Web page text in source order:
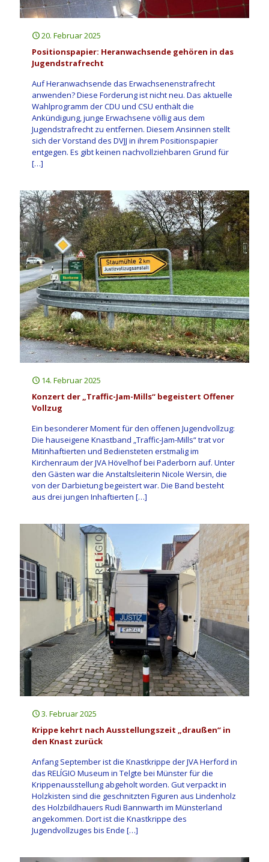
20. Februar 2025
Positionspapier: Heranwachsende gehören in das
Jugendstrafrecht
Auf Heranwachsende das Erwachsenenstrafrecht
anwenden? Diese Forderung ist nicht neu. Das aktuelle
Wahlprogramm der CDU und CSU enthält die
Ankündigung, junge Erwachsene völlig aus dem
Jugendstrafrecht zu entfernen. Diesem Ansinnen stellt
sich der Vorstand des DVJJ in ihrem Positionspapier
entgegen. Es gibt keinen nachvollziehbaren Grund für
[…]
14. Februar 2025
Konzert der „Traffic-Jam-Mills“ begeistert Offener
Vollzug
Ein besonderer Moment für den offenen Jugendvollzug:
Die hauseigene Knastband „Traffic-Jam-Mills“ trat vor
Mitinhaftierten und Bediensteten erstmalig im
Kirchenraum der JVA Hövelhof bei Paderborn auf. Unter
den Gästen war die Anstaltsleiterin Nicole Wersin, die
von der Darbietung begeistert war. Die Band besteht
aus drei jungen Inhaftierten […]
3. Februar 2025
Krippe kehrt nach Ausstellungszeit „draußen“ in
den Knast zurück
Anfang September ist die Knastkrippe der JVA Herford in
das RELÍGIO Museum in Telgte bei Münster für die
Krippenausstellung abgeholt worden. Gut verpackt in
Holzkisten sind die geschnitzten Figuren aus Lindenholz
des Holzbildhauers Rudi Bannwarth im Münsterland
angekommen. Dort ist die Knastkrippe des
Jugendvollzuges bis Ende […]